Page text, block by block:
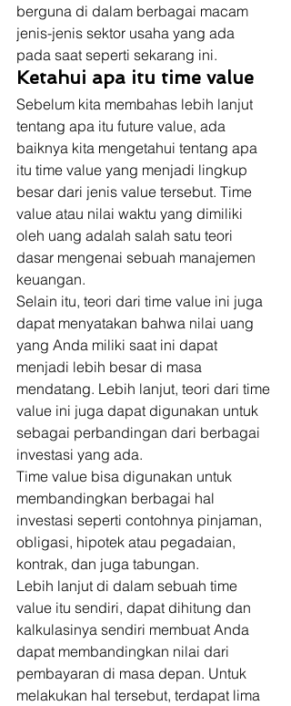
berguna di dalam berbagai macam
jenis-jenis sektor usaha yang ada
pada saat seperti sekarang ini.
Ketahui apa itu time value
Sebelum kita membahas lebih lanjut
tentang apa itu future value, ada
baiknya kita mengetahui tentang apa
itu time value yang menjadi lingkup
besar dari jenis value tersebut. Time
value atau nilai waktu yang dimiliki
oleh uang adalah salah satu teori
dasar mengenai sebuah manajemen
keuangan.
Selain itu, teori dari time value ini juga
dapat menyatakan bahwa nilai uang
yang Anda miliki saat ini dapat
menjadi lebih besar di masa
mendatang. Lebih lanjut, teori dari time
value ini juga dapat digunakan untuk
sebagai perbandingan dari berbagai
investasi yang ada.
Time value bisa digunakan untuk
membandingkan berbagai hal
investasi seperti contohnya pinjaman,
obligasi, hipotek atau pegadaian,
kontrak, dan juga tabungan.
Lebih lanjut di dalam sebuah time
value itu sendiri, dapat dihitung dan
kalkulasinya sendiri membuat Anda
dapat membandingkan nilai dari
pembayaran di masa depan. Untuk
melakukan hal tersebut, terdapat lima